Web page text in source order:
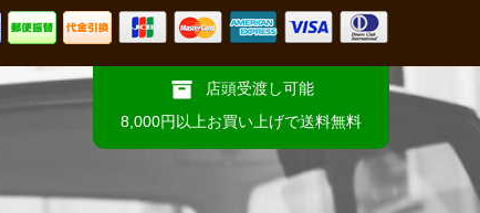
店頭受渡し可能
8,000円以上お買い上げで送料無料